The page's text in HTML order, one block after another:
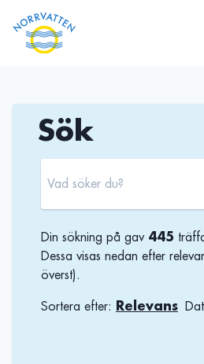
Sök
Din sökning på gav 445
Dessa visas nedan efter
överst).
Sortera efter: Relevans